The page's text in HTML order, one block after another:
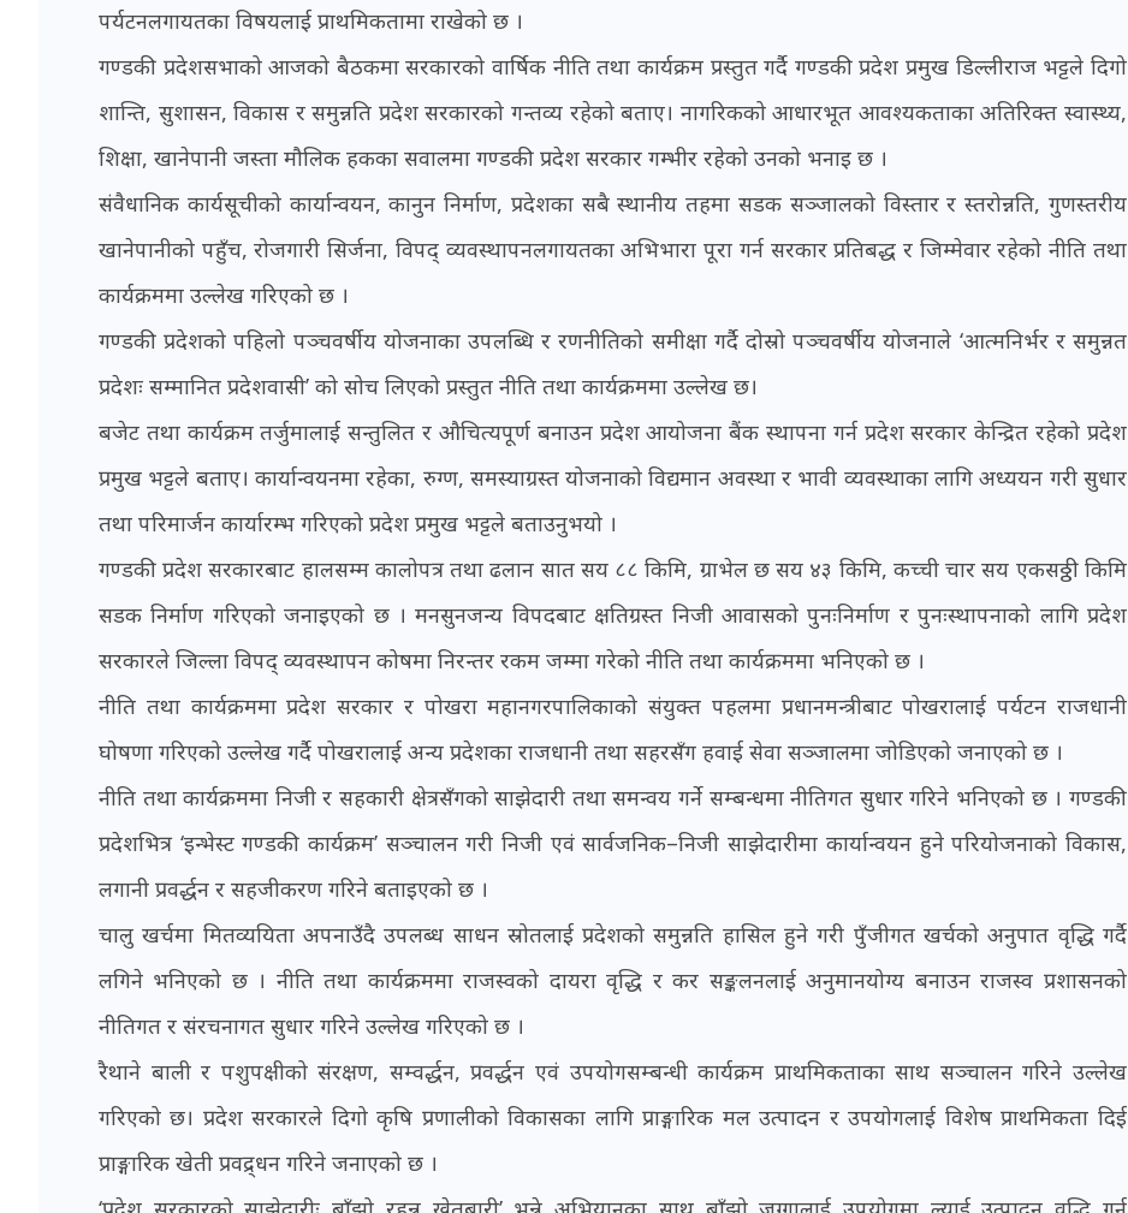
पर्यटनलगायतका विषयलाई प्राथमिकतामा राखेको छ ।
गण्डकी प्रदेशसभाको आजको बैठकमा सरकारको वार्षिक नीति तथा कार्यक्रम प्रस्तुत गर्दै गण्डकी प्रदेश प्रमुख डिल्लीराज भट्टले दिगो
शान्ति, सुशासन, विकास र समुन्नति प्रदेश सरकारको गन्तव्य रहेको बताए। नागरिकको आधारभूत आवश्यकताका अतिरिक्त स्वास्थ्य,
शिक्षा, खानेपानी जस्ता मौलिक हकका सवालमा गण्डकी प्रदेश सरकार गम्भीर रहेको उनको भनाइ छ ।
संवैधानिक कार्यसूचीको कार्यान्वयन, कानुन निर्माण, प्रदेशका सबै स्थानीय तहमा सडक सञ्जालको विस्तार र स्तरोन्नति, गुणस्तरीय
खानेपानीको पहुँच, रोजगारी सिर्जना, विपद् व्यवस्थापनलगायतका अभिभारा पूरा गर्न सरकार प्रतिबद्ध र जिम्मेवार रहेको नीति तथा
कार्यक्रममा उल्लेख गरिएको छ ।
गण्डकी प्रदेशको पहिलो पञ्चवर्षीय योजनाका उपलब्धि र रणनीतिको समीक्षा गर्दै दोस्रो पञ्चवर्षीय योजनाले ‘आत्मनिर्भर र समुन्नत
प्रदेशः सम्मानित प्रदेशवासी’ को सोच लिएको प्रस्तुत नीति तथा कार्यक्रममा उल्लेख छ।
बजेट तथा कार्यक्रम तर्जुमालाई सन्तुलित र औचित्यपूर्ण बनाउन प्रदेश आयोजना बैंक स्थापना गर्न प्रदेश सरकार केन्द्रित रहेको प्रदेश
प्रमुख भट्टले बताए। कार्यान्वयनमा रहेका, रुग्ण, समस्याग्रस्त योजनाको विद्यमान अवस्था र भावी व्यवस्थाका लागि अध्ययन गरी सुधार
तथा परिमार्जन कार्यारम्भ गरिएको प्रदेश प्रमुख भट्टले बताउनुभयो ।
गण्डकी प्रदेश सरकारबाट हालसम्म कालोपत्र तथा ढलान सात सय ८८ किमि, ग्राभेल छ सय ४३ किमि, कच्ची चार सय एकसठ्ठी किमि
सडक निर्माण गरिएको जनाइएको छ । मनसुनजन्य विपदबाट क्षतिग्रस्त निजी आवासको पुनःनिर्माण र पुनःस्थापनाको लागि प्रदेश
सरकारले जिल्ला विपद् व्यवस्थापन कोषमा निरन्तर रकम जम्मा गरेको नीति तथा कार्यक्रममा भनिएको छ ।
नीति तथा कार्यक्रममा प्रदेश सरकार र पोखरा महानगरपालिकाको संयुक्त पहलमा प्रधानमन्त्रीबाट पोखरालाई पर्यटन राजधानी
घोषणा गरिएको उल्लेख गर्दै पोखरालाई अन्य प्रदेशका राजधानी तथा सहरसँग हवाई सेवा सञ्जालमा जोडिएको जनाएको छ ।
नीति तथा कार्यक्रममा निजी र सहकारी क्षेत्रसँगको साझेदारी तथा समन्वय गर्ने सम्बन्धमा नीतिगत सुधार गरिने भनिएको छ । गण्डकी
प्रदेशभित्र ‘इन्भेस्ट गण्डकी कार्यक्रम’ सञ्चालन गरी निजी एवं सार्वजनिक–निजी साझेदारीमा कार्यान्वयन हुने परियोजनाको विकास,
लगानी प्रवर्द्धन र सहजीकरण गरिने बताइएको छ ।
चालु खर्चमा मितव्ययिता अपनाउँदै उपलब्ध साधन स्रोतलाई प्रदेशको समुन्नति हासिल हुने गरी पुँजीगत खर्चको अनुपात वृद्धि गर्दै
लगिने भनिएको छ । नीति तथा कार्यक्रममा राजस्वको दायरा वृद्धि र कर सङ्कलनलाई अनुमानयोग्य बनाउन राजस्व प्रशासनको
नीतिगत र संरचनागत सुधार गरिने उल्लेख गरिएको छ ।
रैथाने बाली र पशुपक्षीको संरक्षण, सम्वर्द्धन, प्रवर्द्धन एवं उपयोगसम्बन्धी कार्यक्रम प्राथमिकताका साथ सञ्चालन गरिने उल्लेख
गरिएको छ। प्रदेश सरकारले दिगो कृषि प्रणालीको विकासका लागि प्राङ्गारिक मल उत्पादन र उपयोगलाई विशेष प्राथमिकता दिई
प्राङ्गारिक खेती प्रवद्र्धन गरिने जनाएको छ ।